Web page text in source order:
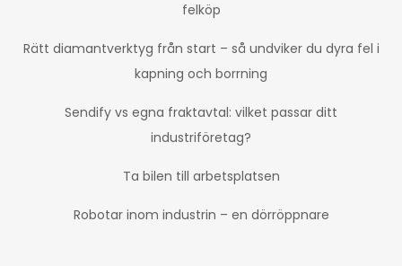
felköp
Rätt diamantverktyg från start – så undviker du dyra fel i
kapning och borrning
Sendify vs egna fraktavtal: vilket passar ditt
industriföretag?
Ta bilen till arbetsplatsen
Robotar inom industrin – en dörröppnare